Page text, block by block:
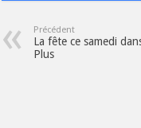
Précédent
La fête ce samedi
Plus